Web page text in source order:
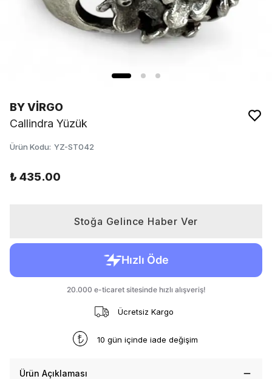
BY VİRGO
Callindra Yüzük
Ürün Kodu: YZ-ST042
₺ 435.00
Stoğa Gelince Haber Ver
Ücretsiz Kargo
10 gün içinde iade değişim
Ürün Açıklaması